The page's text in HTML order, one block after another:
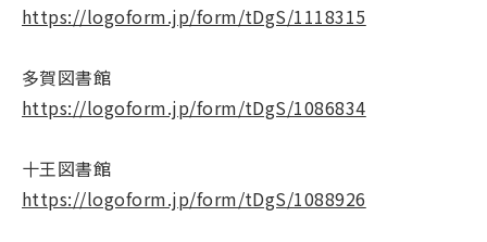
https://logoform.jp/form/tDgS/1118315
多賀図書館
https://logoform.jp/form/tDgS/1086834
十王図書館
https://logoform.jp/form/tDgS/1088926